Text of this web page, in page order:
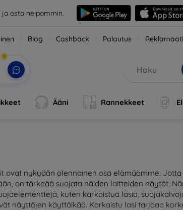
ja osta helpommin.
Blog Cashback Palautus
Ääni Rannekkeet
ovat nykyään olennainen osa elämäämme.
on tärkeää suojata näiden laitteiden näytöt.
kuten karkaistua lasia,
näyttöjen käyttöikää. Karkaistu lasi tarjoaa